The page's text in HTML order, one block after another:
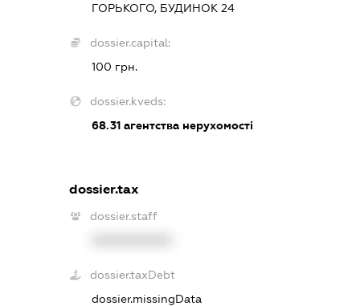
ГОРЬКОГО, БУДИНОК 24
dossier.capital:
100 грн.
dossier.kveds:
68.31агентства нерухомості
dossier.tax
dossier.staff
dossier.taxDebt
dossier.missingData